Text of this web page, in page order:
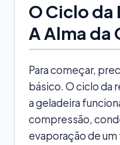
O Ciclo da
A Alma da
Para começar,
básico. O ciclo da
a geladeira
compressão,
evaporação de